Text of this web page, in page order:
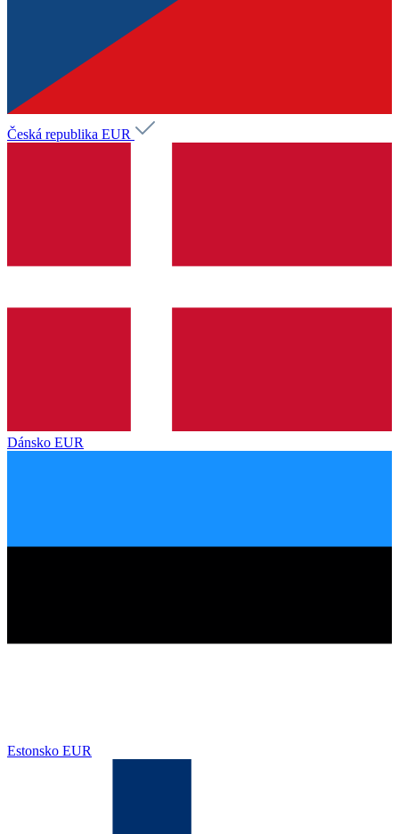
Česká republika EUR
Dánsko EUR
Estonsko EUR